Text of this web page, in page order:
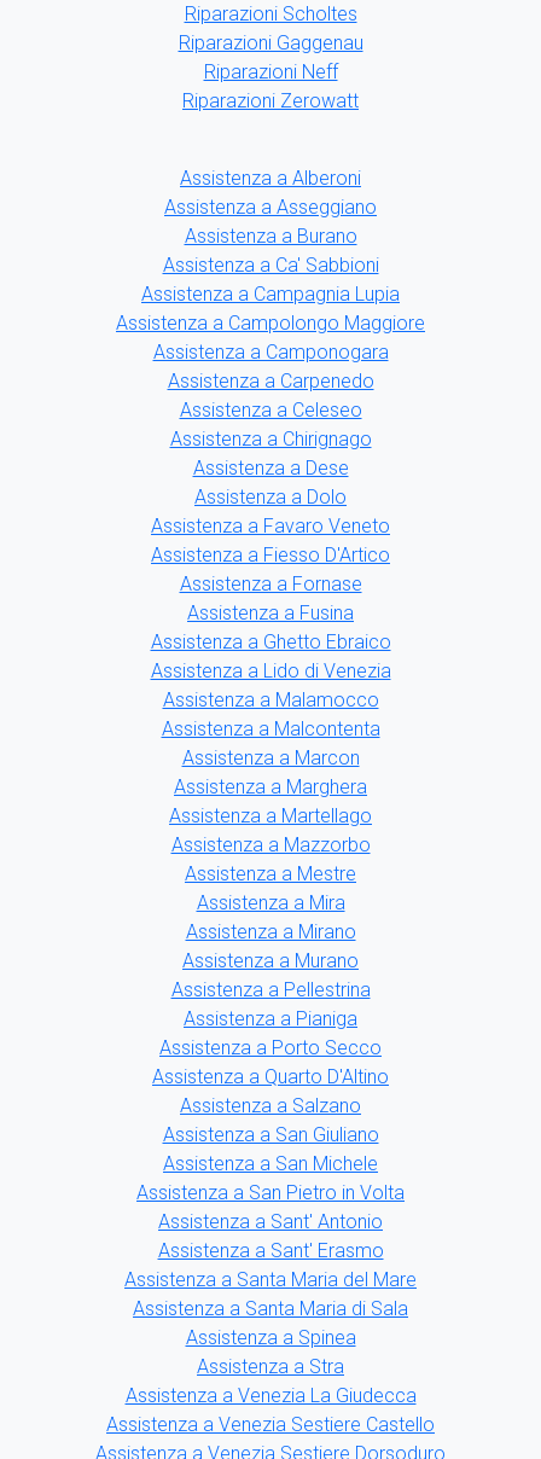
Riparazioni Scholtes
Riparazioni Gaggenau
Riparazioni Neff
Riparazioni Zerowatt
Assistenza a Alberoni
Assistenza a Asseggiano
Assistenza a Burano
Assistenza a Ca' Sabbioni
Assistenza a Campagnia Lupia
Assistenza a Campolongo Maggiore
Assistenza a Camponogara
Assistenza a Carpenedo
Assistenza a Celeseo
Assistenza a Chirignago
Assistenza a Dese
Assistenza a Dolo
Assistenza a Favaro Veneto
Assistenza a Fiesso D'Artico
Assistenza a Fornase
Assistenza a Fusina
Assistenza a Ghetto Ebraico
Assistenza a Lido di Venezia
Assistenza a Malamocco
Assistenza a Malcontenta
Assistenza a Marcon
Assistenza a Marghera
Assistenza a Martellago
Assistenza a Mazzorbo
Assistenza a Mestre
Assistenza a Mira
Assistenza a Mirano
Assistenza a Murano
Assistenza a Pellestrina
Assistenza a Pianiga
Assistenza a Porto Secco
Assistenza a Quarto D'Altino
Assistenza a Salzano
Assistenza a San Giuliano
Assistenza a San Michele
Assistenza a San Pietro in Volta
Assistenza a Sant' Antonio
Assistenza a Sant' Erasmo
Assistenza a Santa Maria del Mare
Assistenza a Santa Maria di Sala
Assistenza a Spinea
Assistenza a Stra
Assistenza a Venezia La Giudecca
Assistenza a Venezia Sestiere Castello
Assistenza a Venezia Sestiere Dorsoduro